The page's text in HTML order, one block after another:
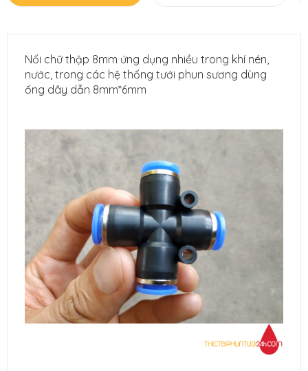
Nối chữ thập 8mm ứng dụng nhiều trong khí nén,
nước, trong các hệ thống tưới phun sương dùng
ống dây dẫn 8mm*6mm